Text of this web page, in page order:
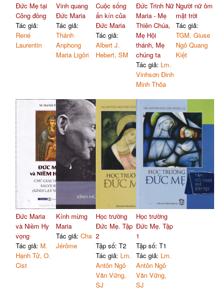
Đức Mẹ tại
Công đồng
Tác giả:
René
Laurentin
Vinh quang
Đức Maria
Tác giả:
Thánh
Anphong
Maria Ligôri
Cuộc sống
ẩn kín của
Đức Maria
Tác giả:
Albert J.
Hebert, SM
Đức Trinh Nữ
Maria - Mẹ
Thiên Chúa,
Mẹ Hội
thánh, Mẹ
chúng ta
Tác giả: Lm.
Vinhsơn Đinh
Minh Thỏa
Người nữ ôm
mặt trời
Tác giả:
TGM. Giuse
Ngô Quang
Kiệt
Đức Maria
và Niềm Hy
vọng
Tác giả: M.
Hạnh Tử, O.
Cist
Kính mừng
Maria
Tác giả: Cha
Jérôme
Học trường
Đức Mẹ. Tập
2
Tập số: T2
Tác giả: Lm.
Antôn Ngô
Văn Vững,
SJ
Học trường
Đức Mẹ. Tập
1
Tập số: T1
Tác giả: Lm.
Antôn Ngô
Văn Vững,
SJ